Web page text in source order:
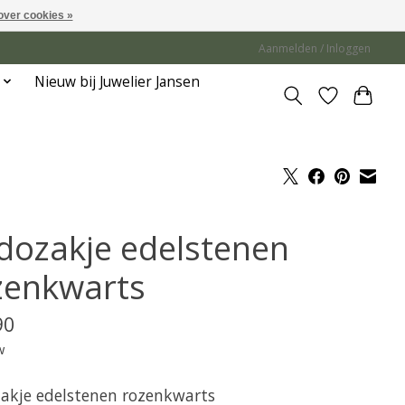
Aanmelden / Inloggen
Nieuw bij Juwelier Jansen
edelstenen
edelstenen rozenkwarts
cookies »